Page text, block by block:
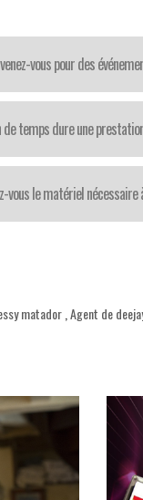
vous pour des
de temps dure une
vous le matériel
matador, Agent de